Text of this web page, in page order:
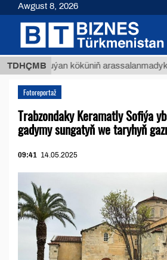
TDHÇMB
Buýan köküniň arassalanmadyk
Fotoreportaž
Trabzondaky Keramatly Sofiýa
gadymy sungatyň we taryhyň
09:41 14.05.2025
Awgust 8, 2026